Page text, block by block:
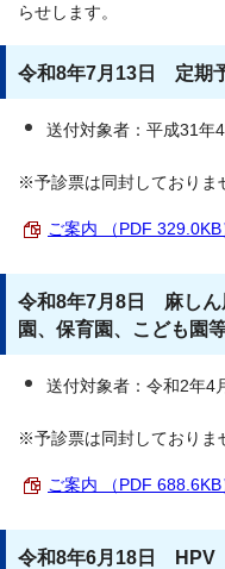
らせします。
令和8年7月13日 定期
送付対象者：平成31年
※予診票は同封しておりま
ご案内 （PDF 329.0KB
令和8年7月8日 麻しん
園、保育園、こども園
送付対象者：令和2年4
※予診票は同封しておりま
ご案内 （PDF 688.6KB
令和8年6月18日 HPV